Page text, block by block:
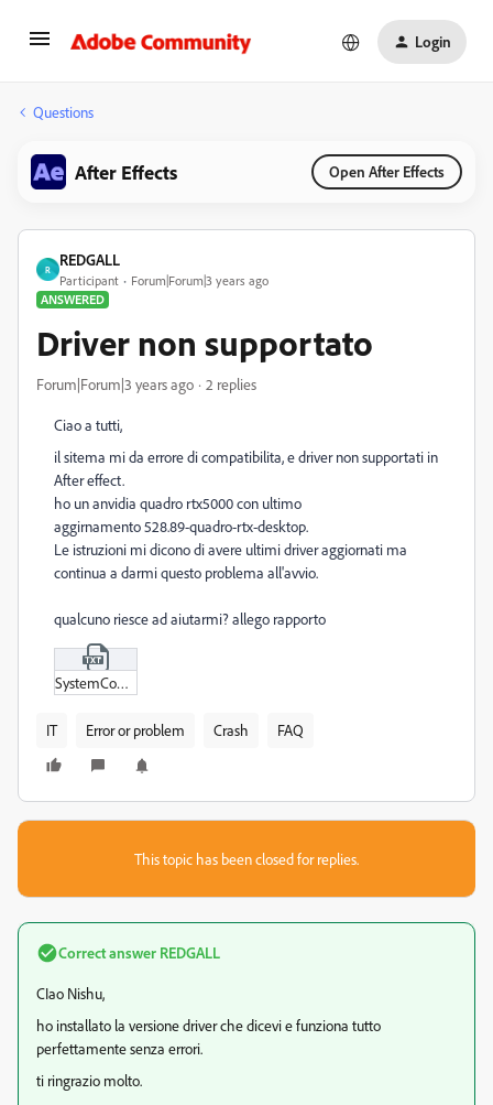
Login
Questions
After Effects Open After Effects
R
REDGALL
Participant
Forum|Forum|3 years ago
ANSWERED
Driver non supportato
Forum|Forum|3 years ago 2 replies
Ciao a tutti,
il sitema mi da errore di compatibilita, e driver non supportati in
After effect.
ho un anvidia quadro rtx5000 con ultimo
aggirnamento 528.89-quadro-rtx-desktop.
Le istruzioni mi dicono di avere ultimi driver aggiornati ma
continua a darmi questo problema all'avvio.
qualcuno riesce ad aiutarmi? allego rapporto
SystemCompatibilityReport.txt
IT Error or problem Crash FAQ
This topic has been closed for replies.
Correct answer REDGALL
CIao Nishu,
ho installato la versione driver che dicevi e funziona tutto
perfettamente senza errori.
ti ringrazio molto.